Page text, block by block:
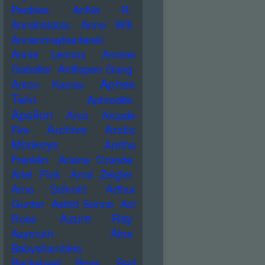
Peebles
AnNa R.
Annahstasia
Anne Will
Annenmaykantereit
Annie Lennox
Anreas
Gabalier Antilopen Gang
Anton Karras
Aphex
Twin
Aphrodite
Apsilon Arca
Arcade
Fire
Archive
Arctic
Monkeys
Aretha
Franklin
Ariana Grande
Ariel Pink
Arnd Zeigler
Arno Schmitt
Arthur
Gunter Astrid Sonne Axl
Rose
Azure Ray
Azymuth
Ätna
Babyshambles